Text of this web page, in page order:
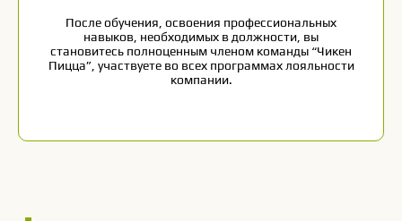
После обучения, освоения профессиональных
навыков, необходимых в должности, вы
становитесь полноценным членом команды “Чикен
Пицца”, участвуете во всех программах лояльности
компании.